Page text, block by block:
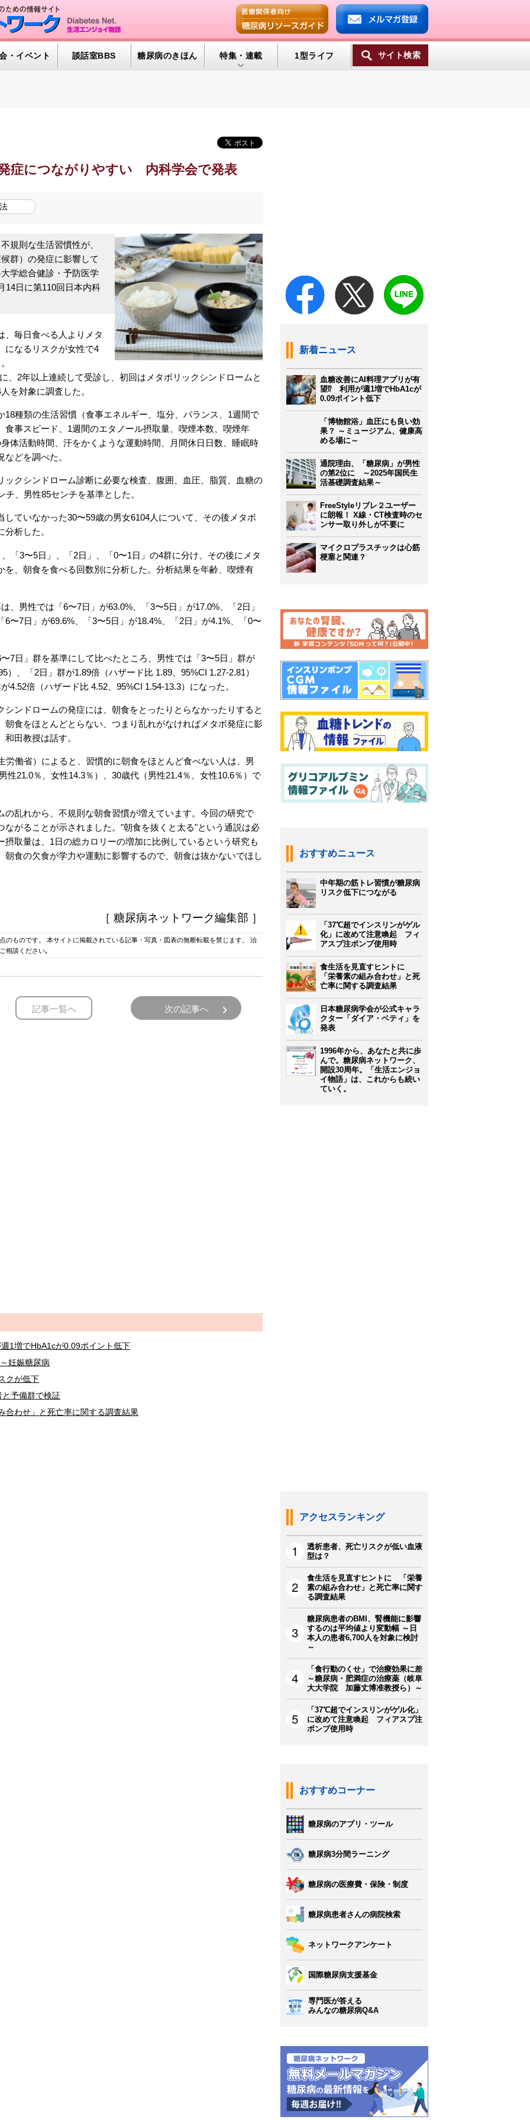
・イベント 談話室BBS 糖尿病のきほん 特集・連載
特集・連載 一覧へ
1型ライフ サイト検索
症につながりやすい 内科学会で発表
規則な生活習慣性が、
群）の発症に影響して
学総合健診・予防医学
14日に第110回日本内科
毎日食べる人よりメタ
になるリスクが女性で4
、2年以上連続して受診し、初回はメタボリックシンドロームと
を対象に調査した。
種類の生活習慣（食事エネルギー、塩分、バランス、1週間で
事スピード、1週間のエタノール摂取量、喫煙本数、喫煙年
体活動時間、汗をかくような運動時間、月間休日日数、睡眠時
どを調べた。
クシンドローム診断に必要な検査、腹囲、血圧、脂質、血糖の
、男性85センチを基準とした。
ていなかった30〜59歳の男女6104人について、その後メタボ
析した。
「3〜5日」、「2日」、「0〜1日」の4群に分け、その後にメタ
を、朝食を食べる回数別に分析した。分析結果を年齢、喫煙有
男性では「6〜7日」が63.0%、「3〜5日」が17.0%、「2日」
〜7日」が69.6%、「3〜5日」が18.4%、「2日」が4.1%、「0〜
7日」群を基準にして比べたところ、男性では「3〜5日」群が
）、「2日」群が1.89倍（ハザード比 1.89、95%CI 1.27-2.81）
4.52倍（ハザード比 4.52、95%CI 1.54-13.3）になった。
ンドロームの発症には、朝食をとったりとらなかったりすると
朝食をほとんどとらない、つまり乱れがなければメタボ発症に影
田教授は話す。
働省）によると、習慣的に朝食をほとんど食べない人は、男
性21.0％、女性14.3％）、30歳代（男性21.4％、女性10.6％）で
乱れから、不規則な朝食習慣が増えています。今回の研究で
がることが示されました。"朝食を抜くと太る"という通説は必
取量は、1日の総カロリーの増加に比例しているという研究も
食の欠食が学力や運動に影響するので、朝食は抜かないでほし
［ 糖尿病ネットワーク編集部 ］
のものです。 本サイトに掲載されている記事・写真・図表の無断転載を禁じます。 治
相談ください｡
記事一覧へ 次の記事へ
1増でHbA1cが0.09ポイント低下
妊娠糖尿病
クが低下
予備群で検証
わせ」と死亡率に関する調査結果
新着ニュース
血糖改善にAI料理アプリが有
望⁉ 利用が週1増でHbA1cが
0.09ポイント低下
「博物館浴」血圧にも良い効
果？ ～ミュージアム、健康高
める場に～
通院理由、「糖尿病」が男性
の第2位に ～2025年国民生
活基礎調査結果～
FreeStyleリブレ２ユーザー
に朗報！ X線・CT検査時のセ
ンサー取り外しが不要に
マイクロプラスチックは心筋
梗塞と関連？
おすすめニュース
中年期の筋トレ習慣が糖尿病
リスク低下につながる
「37℃超でインスリンがゲル
化」に改めて注意喚起 フィ
アスプ注ポンプ使用時
食生活を見直すヒントに
「栄養素の組み合わせ」と死
亡率に関する調査結果
日本糖尿病学会が公式キャラ
クター「ダイア・ベティ」を
発表
1996年から、あなたと共に歩
んで。糖尿病ネットワーク、
開設30周年。「生活エンジョ
イ物語」は、これからも続い
ていく。
アクセスランキング
透析患者、死亡リスクが低い血液
型は？
食生活を見直すヒントに 「栄養
素の組み合わせ」と死亡率に関す
る調査結果
糖尿病患者のBMI、腎機能に影響
するのは平均値より変動幅 ～日
本人の患者6,700人を対象に検討
～
「食行動のくせ」で治療効果に差
～糖尿病・肥満症の治療薬（岐阜
大大学院 加藤丈博准教授ら）～
「37℃超でインスリンがゲル化」
に改めて注意喚起 フィアスプ注
ポンプ使用時
おすすめコーナー
糖尿病のアプリ・ツール
糖尿病3分間ラーニング
糖尿病の医療費・保険・制度
糖尿病患者さんの病院検索
ネットワークアンケート
国際糖尿病支援基金
専門医が答える
みんなの糖尿病Q&A